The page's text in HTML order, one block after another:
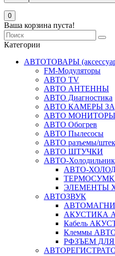
0
Ваша корзина пуста!
Категории
АВТОТОВАРЫ
FM-Модуляторы
АВТО TV
АВТО АНТЕННЫ
АВТО Диагностика
АВТО КАМЕРЫ
АВТО
АВТО Обогрев
АВТО Пылесосы
АВТО разъемы/
АВТО ШТУЧКИ
АВТО-
АВТО-
ЭЛЕМЕНТЫ
АВТОЗВУК
АКУСТИКА
Кабель
Клеммы
РФЗЪЕМ